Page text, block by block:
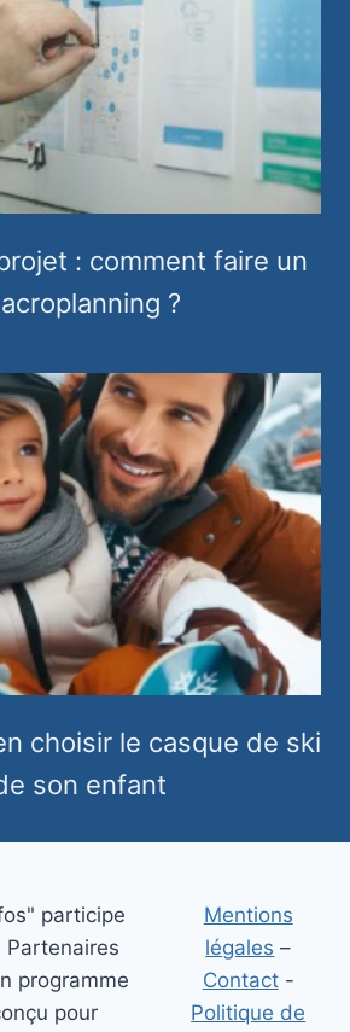
: comment faire un
?
choisir le casque de ski
son enfant
participe
Partenaires
programme
pour
Mentions
légales –
Contact-
Politique de